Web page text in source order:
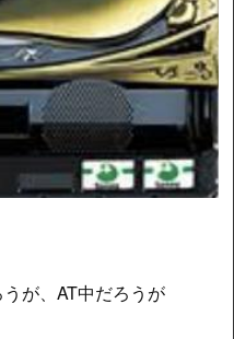
が、AT中だろうが